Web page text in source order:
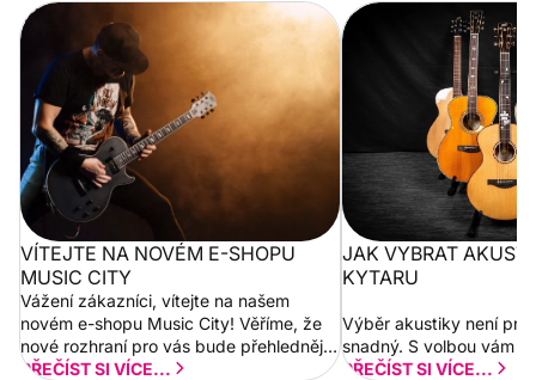
Vítejte na novém e-shopu Music
City
VÍTEJTE NA NOVÉM E-SHOPU
MUSIC CITY
Vážení zákazníci, vítejte na našem
novém e-shopu Music City! Věříme, že
nové rozhraní pro vás bude přehlednější
a rychlejší. Postupně budeme přidávat
PŘEČÍST SI VÍCE...
Jak vybrat
JAK VYBRAT
KYTARU
Výběr akustiky není pro
snadný. S volbou vám
PŘEČÍST SI VÍCE...